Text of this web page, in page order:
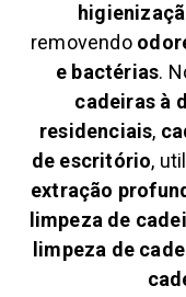
removendo
e bactérias.
cadeiras à
residenciais,
de escritório,
extração
limpeza de
limpeza de